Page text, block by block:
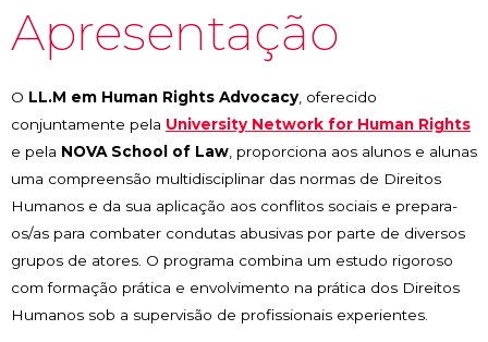
Apresentação
O LL.M em Human Rights Advocacy, oferecido
conjuntamente pela University Network for Human Rights
e pela NOVA School of Law , proporciona aos alunos e alunas
uma compreensão multidisciplinar das normas de Direitos
Humanos e da sua aplicação aos conflitos sociais e prepara-
os/as para combater condutas abusivas por parte de diversos
grupos de atores. O programa combina um estudo rigoroso
com formação prática e envolvimento na prática dos Direitos
Humanos sob a supervisão de profissionais experientes.